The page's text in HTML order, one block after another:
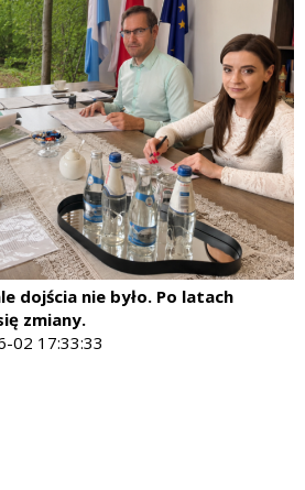
dojścia nie było. Po latach
zmiany.
02 17:33:33